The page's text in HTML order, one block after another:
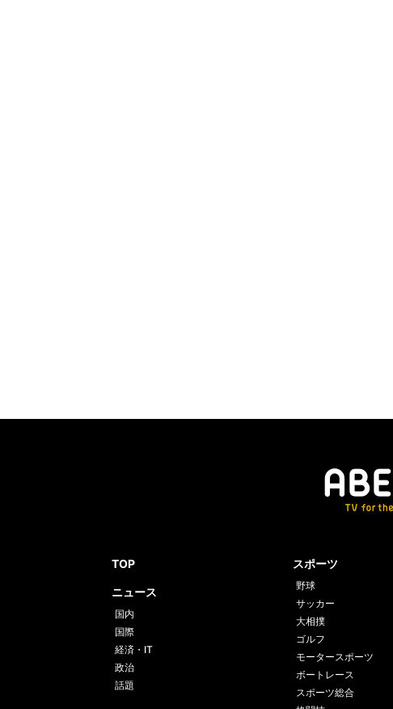
TOP
ニュース
国内
国際
経済・IT
政治
話題
スポーツ
野球
サッカー
大相撲
ゴルフ
モータースポーツ
ボートレース
スポーツ総合